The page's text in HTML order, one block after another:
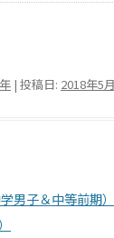
| 投稿日: 2018年5
ン
男子＆中等前期